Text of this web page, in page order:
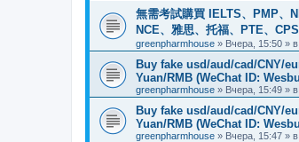
無需考試購買 IELTS、PMP、
NCE、雅思、托福、PTE、
greenpharmhouse » Вчера, 15:50 »
Buy fake usd/aud/cad/CNY/
Yuan/RMB (WeChat ID:
greenpharmhouse » Вчера, 15:49 »
Buy fake usd/aud/cad/CNY/
Yuan/RMB (WeChat ID:
greenpharmhouse » Вчера, 15:47 »